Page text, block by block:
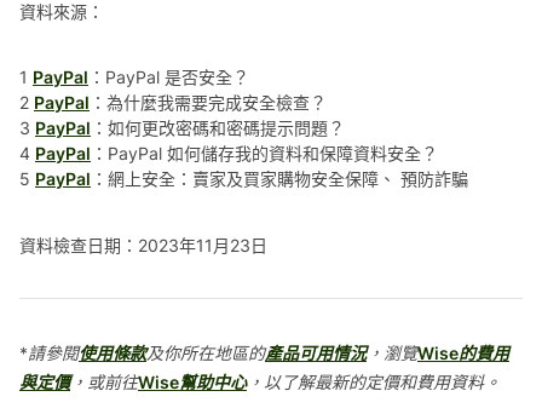
資料來源：
1 PayPal ：PayPal 是否安全？
2 PayPal ：為什麼我需要完成安全檢查？
3 PayPal ：如何更改密碼和密碼提示問題？
4 PayPal ：PayPal 如何儲存我的資料和保障資料安全？
5 PayPal ：網上安全：賣家及買家購物安全保障、 預防詐騙
資料檢查日期：2023年11月23日
*請參閱使用條款及你所在地區的產品可用情況，瀏覽Wise的費用
與定價，或前往Wise幫助中心，以了解最新的定價和費用資料。